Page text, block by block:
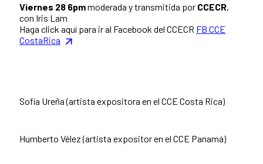
Viernes 28 6pmmoderada y transmitida por CCECR,
con Iris Lam
Haga click aquí para ir al Facebook del CCECR FB CCE
CostaRica
Sofía Ureña (artista expositora en el CCE Costa Rica)
Humberto Vélez (artista expositor en el CCE Panamá)